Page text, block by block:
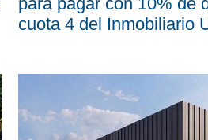
cuota 4 del Inmobiliario